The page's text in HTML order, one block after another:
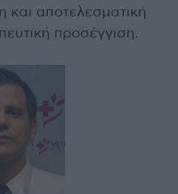
και αποτελεσματική
προσέγγιση.